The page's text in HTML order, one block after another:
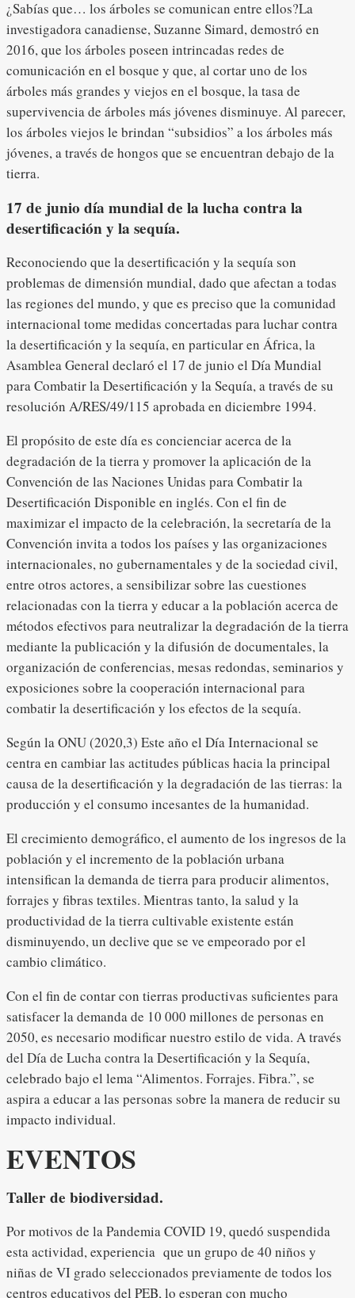
¿Sabías que… los árboles se comunican entre ellos?La
investigadora canadiense, Suzanne Simard, demostró en
2016, que los árboles poseen intrincadas redes de
comunicación en el bosque y que, al cortar uno de los
árboles más grandes y viejos en el bosque, la tasa de
supervivencia de árboles más jóvenes disminuye. Al parecer,
los árboles viejos le brindan “subsidios” a los árboles más
jóvenes, a través de hongos que se encuentran debajo de la
tierra.
17 de junio día mundial de la lucha contra la
desertificación y la sequía.
Reconociendo que la desertificación y la sequía son
problemas de dimensión mundial, dado que afectan a todas
las regiones del mundo, y que es preciso que la comunidad
internacional tome medidas concertadas para luchar contra
la desertificación y la sequía, en particular en África, la
Asamblea General declaró el 17 de junio el Día Mundial
para Combatir la Desertificación y la Sequía, a través de su
resolución A/RES/49/115 aprobada en diciembre 1994.
El propósito de este día es concienciar acerca de la
degradación de la tierra y promover la aplicación de la
Convención de las Naciones Unidas para Combatir la
Desertificación Disponible en inglés. Con el fin de
maximizar el impacto de la celebración, la secretaría de la
Convención invita a todos los países y las organizaciones
internacionales, no gubernamentales y de la sociedad civil,
entre otros actores, a sensibilizar sobre las cuestiones
relacionadas con la tierra y educar a la población acerca de
métodos efectivos para neutralizar la degradación de la tierra
mediante la publicación y la difusión de documentales, la
organización de conferencias, mesas redondas, seminarios y
exposiciones sobre la cooperación internacional para
combatir la desertificación y los efectos de la sequía.
Según la ONU (2020,3) Este año el Día Internacional se
centra en cambiar las actitudes públicas hacia la principal
causa de la desertificación y la degradación de las tierras: la
producción y el consumo incesantes de la humanidad.
El crecimiento demográfico, el aumento de los ingresos de la
población y el incremento de la población urbana
intensifican la demanda de tierra para producir alimentos,
forrajes y fibras textiles. Mientras tanto, la salud y la
productividad de la tierra cultivable existente están
disminuyendo, un declive que se ve empeorado por el
cambio climático.
Con el fin de contar con tierras productivas suficientes para
satisfacer la demanda de 10 000 millones de personas en
2050, es necesario modificar nuestro estilo de vida. A través
del Día de Lucha contra la Desertificación y la Sequía,
celebrado bajo el lema “Alimentos. Forrajes. Fibra.”, se
aspira a educar a las personas sobre la manera de reducir su
impacto individual.
EVENTOS
Taller de biodiversidad.
Por motivos de la Pandemia COVID 19, quedó suspendida
esta actividad, experiencia que un grupo de 40 niños y
niñas de VI grado seleccionados previamente de todos los
centros educativos del PEB, lo esperan con mucho